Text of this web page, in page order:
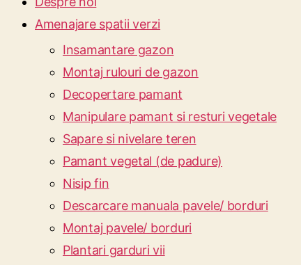
Amenajare spatii verzi
Insamantare gazon
Montaj rulouri de gazon
Decopertare pamant
Manipulare pamant si resturi vegetale
Sapare si nivelare teren
Pamant vegetal (de padure)
Nisip fin
Descarcare manuala pavele/ borduri
Montaj pavele/ borduri
Plantari garduri vii